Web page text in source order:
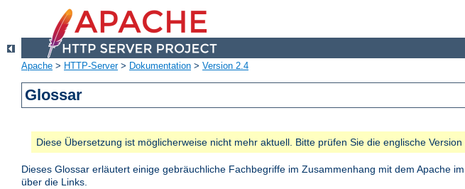
Apache > HTTP-Server> Dokumentation > Version 2.4
Glossar
Diese Übersetzung ist möglicherweise nicht mehr aktuell. Bitte prüfen Sie die englische
Dieses Glossar erläutert einige gebräuchliche Fachbegriffe im Zusammenhang mit dem Apache
über die Links.